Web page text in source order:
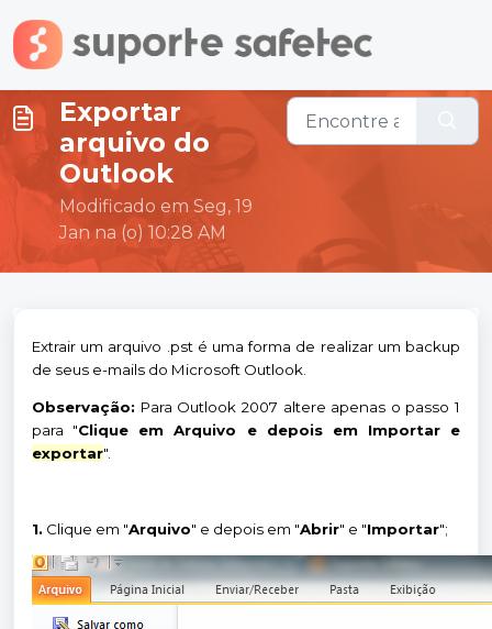
Ir para o conteúdo principal
Exportar
arquivo do
Outlook
Modificado em Seg, 19
Jan na (o) 10:28 AM
Extrair um arquivo .pst é uma forma de realizar um backup
de seus e-mails do Microsoft Outlook.
Observação: Para Outlook 2007 altere apenas o passo 1
para "Clique em Arquivo e depois em Importar e
exportar".
1. Clique em "Arquivo" e depois em "Abrir" e "Importar";